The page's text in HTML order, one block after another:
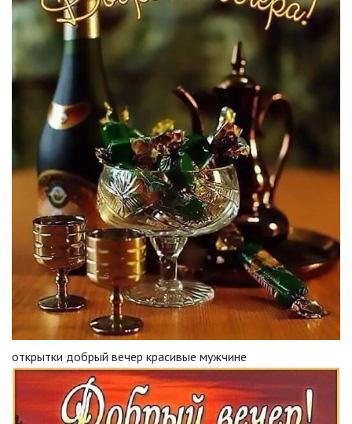
открытки добрый вечер красивые мужчине